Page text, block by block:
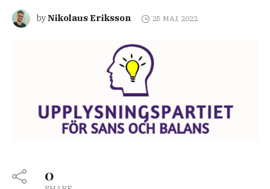
byNikolaus Eriksson 25 MAJ, 2022
0